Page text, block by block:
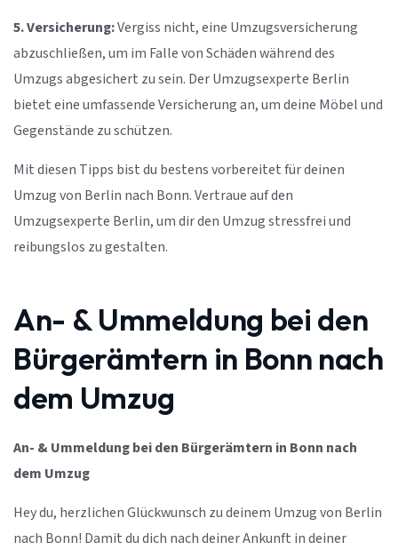
5. Versicherung:Vergiss nicht, eine Umzugsversicherung
abzuschließen, um im Falle von Schäden während des
Umzugs abgesichert zu sein. Der Umzugsexperte Berlin
bietet eine umfassende Versicherung an, um deine Möbel und
Gegenstände zu schützen.
Mit diesen Tipps bist du bestens vorbereitet für deinen
Umzug von Berlin nach Bonn. Vertraue auf den
Umzugsexperte Berlin, um dir den Umzug stressfrei und
reibungslos zu gestalten.
An- & Ummeldung bei den
Bürgerämtern in Bonn nach
dem Umzug
An- & Ummeldung bei den Bürgerämtern in Bonn nach
dem Umzug
Hey du, herzlichen Glückwunsch zu deinem Umzug von Berlin
nach Bonn! Damit du dich nach deiner Ankunft in deiner